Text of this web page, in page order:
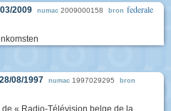
2009 numac 2009000158 bron federale
28/08/1997 numac 1997029295 bron
« Radio-Télévision belge de la